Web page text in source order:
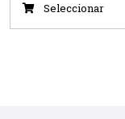
Seleccionar